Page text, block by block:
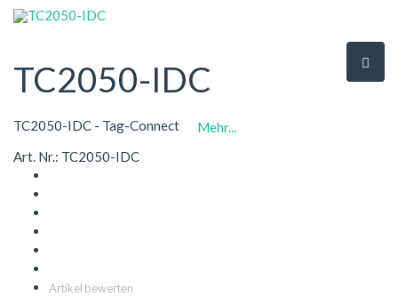
TC2050-IDC
TC2050-IDC - Tag-Connect
Mehr...
Art. Nr.: TC2050-IDC
Artikel bewerten